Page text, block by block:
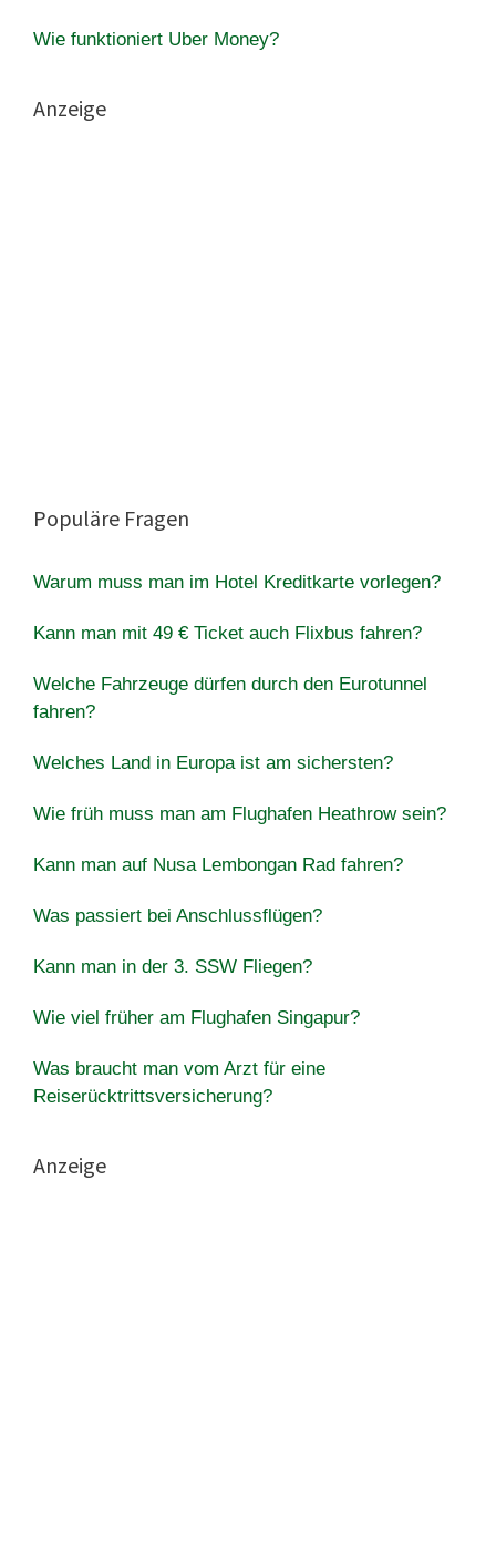
Wie funktioniert Uber Money?
Anzeige
Populäre Fragen
Warum muss man im Hotel Kreditkarte vorlegen?
Kann man mit 49 € Ticket auch Flixbus fahren?
Welche Fahrzeuge dürfen durch den Eurotunnel
fahren?
Welches Land in Europa ist am sichersten?
Wie früh muss man am Flughafen Heathrow sein?
Kann man auf Nusa Lembongan Rad fahren?
Was passiert bei Anschlussflügen?
Kann man in der 3. SSW Fliegen?
Wie viel früher am Flughafen Singapur?
Was braucht man vom Arzt für eine
Reiserücktrittsversicherung?
Anzeige